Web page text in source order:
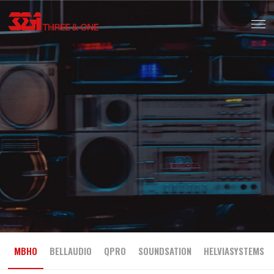
MBHO BELLAUDIO QPRO SOUNDSATION HELVIASYSTEMS